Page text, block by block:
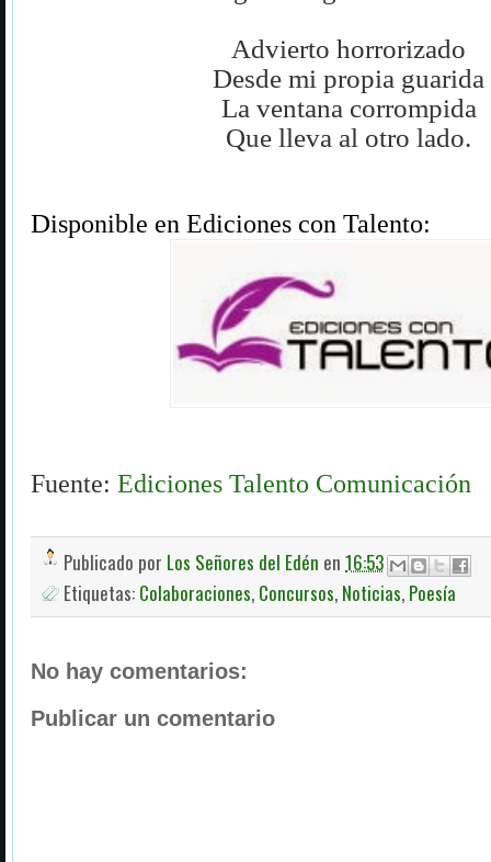
Advierto horrorizado
Desde mi propia guarida
La ventana corrompida
Que lleva al otro lado.
Disponible en Ediciones con Talento:
Fuente: Ediciones Talento Comunicación
Publicado por Los Señores del Edén en 16:53
Etiquetas: Colaboraciones, Concursos, Noticias, Poesía
No hay comentarios:
Publicar un comentario